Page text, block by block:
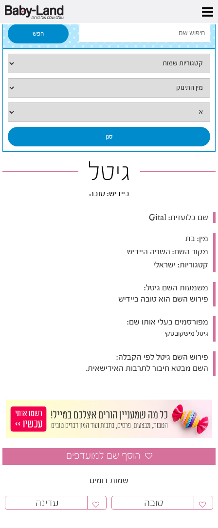
דף הבית
גיטל
ביידיש: טובה
שם בלועזית:
מין: בת
מקור השם: השפה היידיש
קטגוריות: ישראלי
משמעות השם גיטל:
פירוש השם הוא טובה ביידיש
מפורסמים בעלי אותו שם:
גיטל מישקובסקי
פירוש השם גיטל לפי הקבלה:
השם מבטא חיבור לתרבות האידישאית.
שמות דומים
טובה עדינה